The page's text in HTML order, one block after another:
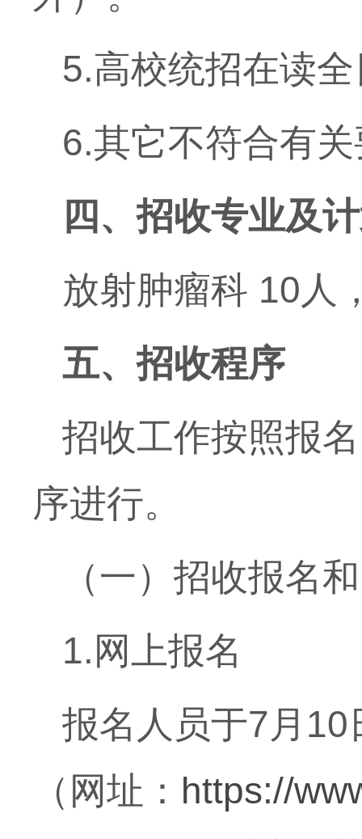
5.高校统招在读
6.其它不符合有
四、招收专业及
放射肿瘤科 10人
五、招收程序
招收工作按照报
序进行。
（一）招收报名
1. 网上报名
报名人员于7月 10
（网址： https://